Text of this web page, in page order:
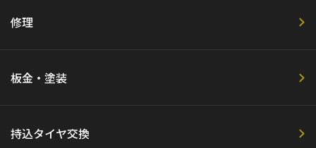
修理
板金・塗装
持込タイヤ交換